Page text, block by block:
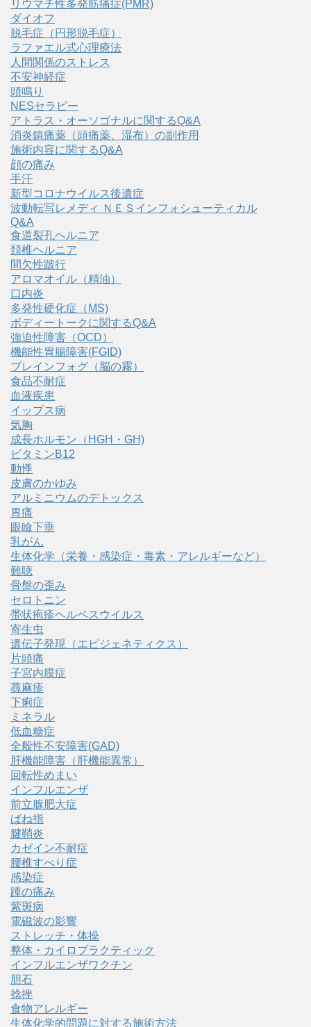
リウマチ性多発筋痛症(PMR)
ダイオフ
脱毛症（円形脱毛症）
ラファエル式心理療法
人間関係のストレス
不安神経症
頭鳴り
NESセラピー
アトラス・オーソゴナルに関するQ&A
消炎鎮痛薬（頭痛薬、湿布）の副作用
施術内容に関するQ&A
顔の痛み
手汗
新型コロナウイルス後遺症
波動転写レメディ ＮＥＳインフォシューティカル
Q&A
食道裂孔ヘルニア
頚椎ヘルニア
間欠性跛行
アロマオイル（精油）
口内炎
多発性硬化症（MS)
ボディートークに関するQ&A
強迫性障害（OCD）
機能性胃腸障害(FGID)
ブレインフォグ（脳の霧）
食品不耐症
血液疾患
イップス病
気胸
成長ホルモン（HGH・GH)
ビタミンB12
動悸
皮膚のかゆみ
アルミニウムのデトックス
胃痛
眼瞼下垂
乳がん
生体化学（栄養・感染症・毒素・アレルギーなど）
難聴
骨盤の歪み
セロトニン
帯状疱疹ヘルペスウイルス
寄生虫
遺伝子発現（エピジェネティクス）
片頭痛
子宮内膜症
蕁麻疹
下痢症
ミネラル
低血糖症
全般性不安障害(GAD)
肝機能障害（肝機能異常）
回転性めまい
インフルエンザ
前立腺肥大症
ばね指
腱鞘炎
カゼイン不耐症
腰椎すべり症
感染症
踵の痛み
紫斑病
電磁波の影響
ストレッチ・体操
整体・カイロプラクティック
インフルエンザワクチン
胆石
捻挫
食物アレルギー
生体化学的問題に対する施術方法